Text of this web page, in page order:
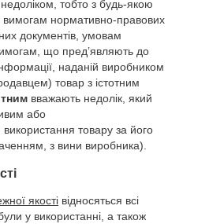
тобто з будь-якою
вимогам нормативно-правових
документів, умовам
що пред’являють до
наданій виробником
товар з істотним
вважають недолік, який
або
товару за його
з вини виробника).
якості відносяться всі
у використанні, а також